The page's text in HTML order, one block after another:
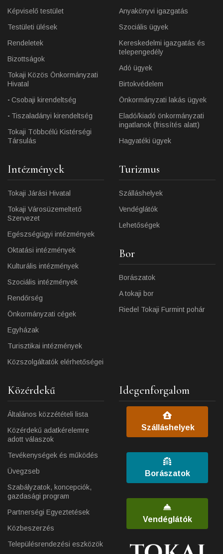
Képviselő testület
Testületi ülések
Rendeletek
Bizottságok
Tokaji Közös Önkormányzati
Hivatal
Csobaji kirendeltség
Tiszaladányi kirendeltség
Tokaji Többcélú Kistérségi
Társulás
Anyakönyvi igazgatás
Szociális ügyek
Kereskedelmi igazgatás és
telepengedély
Adó ügyek
Birtokvédelem
Önkormányzati lakás ügyek
Eladó/kiadó önkormányzati
ingatlanok (frissítés alatt)
Hagyatéki ügyek
Intézmények
Tokaji Járási Hivatal
Tokaji Városüzemeltető
Szervezet
Egészségügyi intézmények
Oktatási intézmények
Kulturális intézmények
Szociális intézmények
Rendőrség
Önkormányzati cégek
Egyházak
Turisztikai intézmények
Közszolgáltatók elérhetőségei
Turizmus
Szálláshelyek
Vendéglátók
Lehetőségek
Bor
Borászatok
A tokaji bor
Riedel Tokaji Furmint pohár
Közérdekű
Általános közzétételi lista
Közérdekű adatkérelemre
adott válaszok
Tevékenységek és működés
Üvegzseb
Szabályzatok, koncepciók,
gazdasági program
Partnerségi Egyeztetések
Közbeszerzés
Településrendezési eszközök
Idegenforgalom
Szálláshelyek
Borászatok
Vendéglátók